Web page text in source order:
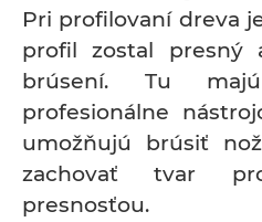
Pri profilovaní dreva
profil zostal presný
brúsení. Tu
profesionálne
umožňujú brúsiť
zachovať tvar
presnosťou.